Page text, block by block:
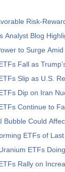
Risk-
Analyst Blog
to Surge
Fall as
Slip as U.S.
Dip on Iran
Continue to
Bubble Could
ETFs of
ETFs
Rally on